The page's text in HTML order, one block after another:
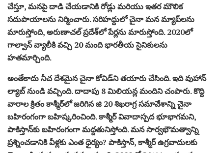
చేస్తూ, మనపై దాడి చేయడానికి రోడ్లు మరియు ఇతర మౌలిక
సదుపాయాలను నిర్మించారు. సరిహద్దులో చైనా మన మ్యాప్‌లను
మారుస్తోంది, అరుణాచల్ ప్రదేశ్‌లో పేర్లను మారుస్తోంది. 2020లో
గాల్వాన్ వ్యాలీకి వచ్చి 20 మంది భారతీయ సైనికులను
హతమార్చింది.
అంతేకాదు నీచ దేశమైన చైనా కోవిడ్‌ని తయారు చేసింది. ఇది వుహాన్
ల్యాబ్ నుండి వచ్చింది. దాదాపు 8 మిలియన్ల మందిని చంపారు. కొద్ది
వారాల క్రితం కాశ్మీర్‌లో జరిగిన జి 20 శిఖరాగ్ర సమావేశాన్ని చైనా
బహిరంగంగా బహిష్కరించింది. కాశ్మీర్ వివాదాస్పద భూభాగమని,
పాకిస్తాన్‌కు బహిరంగంగా మద్దతునిస్తోంది. మన సార్వభౌమత్వాన్ని
ప్రశ్నించడానికి వీళ్లకు ఎంత ధైర్యం? పాకిస్తాన్, కాశ్మీర్ ఉగ్రవాదులకు